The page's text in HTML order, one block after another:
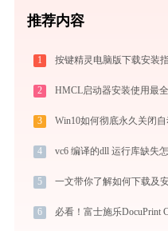
推荐内容
1
2
3
4 vc6 编译的dll 运行库缺失
5
6